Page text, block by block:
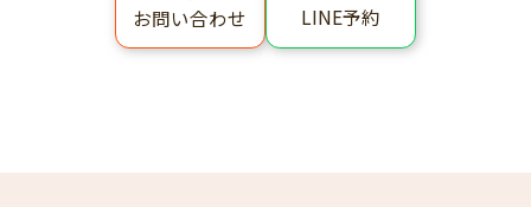
お問い合わせ LINE予約